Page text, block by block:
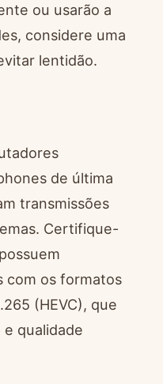
ou usarão a
considere uma
lentidão.
de última
transmissões
Certifique-
com os formatos
(HEVC), que
qualidade